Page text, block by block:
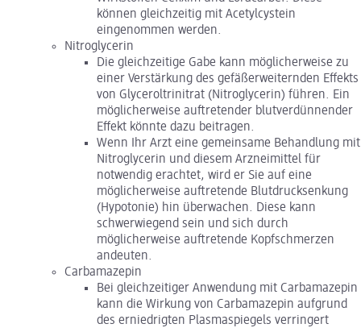
können gleichzeitig mit Acetylcystein
eingenommen werden.
Nitroglycerin
Die gleichzeitige Gabe kann möglicherweise zu
einer Verstärkung des gefäßerweiternden Effekts
von Glyceroltrinitrat (Nitroglycerin) führen. Ein
möglicherweise auftretender blutverdünnender
Effekt könnte dazu beitragen.
Wenn Ihr Arzt eine gemeinsame Behandlung mit
Nitroglycerin und diesem Arzneimittel für
notwendig erachtet, wird er Sie auf eine
möglicherweise auftretende Blutdrucksenkung
(Hypotonie) hin überwachen. Diese kann
schwerwiegend sein und sich durch
möglicherweise auftretende Kopfschmerzen
andeuten.
Carbamazepin
Bei gleichzeitiger Anwendung mit Carbamazepin
kann die Wirkung von Carbamazepin aufgrund
des erniedrigten Plasmaspiegels verringert